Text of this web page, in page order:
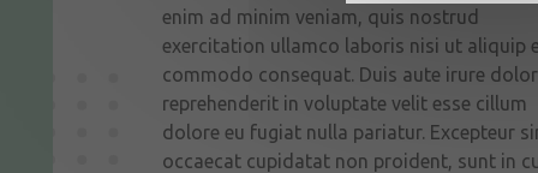
enim ad minim veniam, quis nostrud
exercitation ullamco laboris nisi ut aliquip
commodo consequat. Duis aute irure
reprehenderit in voluptate velit esse cillum
dolore eu fugiat nulla pariatur. Excepteur
occaecat cupidatat non proident, sunt in